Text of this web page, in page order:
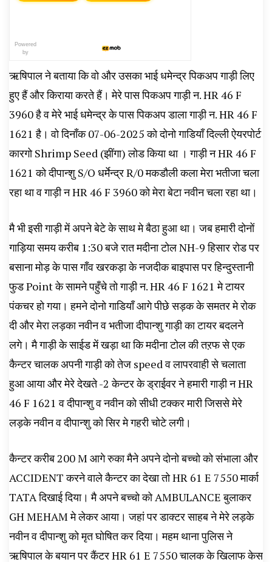
Powered
by
ऋषिपाल ने बताया कि वो और उसका भाई धमेन्द्र पिकअप गाड़ी लिए
हुए हैं और किराया करते हैं। मेरे पास पिकअप गाड़ी न. HR 46 F
3960 है व मेरे भाई धमेन्द्र के पास पिकअप डाला गाड़ी न. HR 46 F
1621 है। वो दिनाँक 07-06-2025 को दोनो गाडियाँ दिल्ली ऐयरपोर्ट
कारगो Shrimp Seed (झींगा) लोड किया था । गाड़ी न HR 46 F
1621 को दीपान्शु S/O धर्मेन्द्र R/0 मकडौली कला मेरा भतीजा चला
रहा था व गाड़ी न HR 46 F 3960 को मेरा बेटा नवीन चला रहा था।
मै भी इसी गाड़ी में अपने बेटे के साथ मे बैठा हुआ था। जब हमारी दोनों
गाड़िया समय करीब 1:30 बजे रात मदीना टोल NH-9 हिसार रोड पर
बसाना मोड़ के पास गाँव खरकड़ा के नजदीक बाइपास पर हिन्दुस्तानी
फुड Point के सामने पहुँचे तो गाड़ी न. HR 46 F 1621 मे टायर
पंकचर हो गया। हमने दोनो गाडियाँ आगे पीछे सड़क के समतर मे रोक
दी और मेरा लड़का नवीन व भतीजा दीपान्शु गाड़ी का टायर बदलने
लगे। मै गाड़ी के साईड में खड़ा था कि मदीना टोल की तऱफ से एक
कैन्टर चालक अपनी गाड़ी को तेज speed व लापरवाही से चलाता
हुआ आया और मेरे देखते -2 केन्टर के ड्राईवर ने हमारी गाड़ी न HR
46 F 1621 व दीपान्शु व नवीन को सीधी टक्कर मारी जिससे मेरे
लड़के नवीन व दीपान्शु को सिर मे गहरी चोटे लगी।
कैन्टर करीब 200 M आगे रुका मैने अपने दोनो बच्चो को संभाला और
ACCIDENT करने वाले कैन्टर का देखा तो HR 61 E 7550 मार्का
TATA दिखाई दिया। मै अपने बच्चो को AMBULANCE बुलाकर
GH MEHAM मे लेकर आया। जहां पर डाक्टर साहब ने मेरे लड़के
नवीन व दीपान्शु को मृत घोषित कर दिया। महम थाना पुलिस ने
ऋषिपाल के बयान पर कैंटर HR 61 E 7550 चालक के खिलाफ केस